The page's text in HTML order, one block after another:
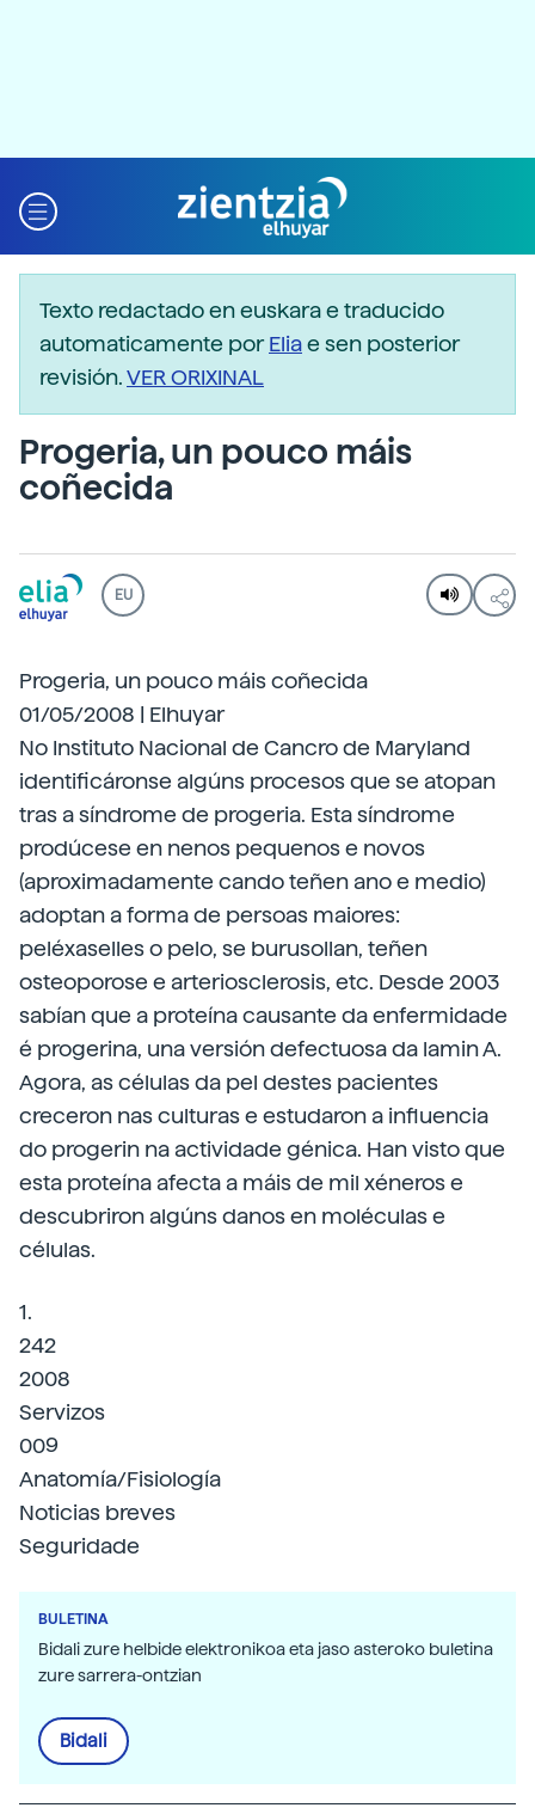
Texto redactado en euskara e traducido
automaticamente porEliae sen posterior
revisión.VER ORIXINAL
Progeria, un pouco máis
coñecida
EU
Progeria, un pouco máis coñecida
01/05/2008 | Elhuyar
No Instituto Nacional de Cancro de Maryland
identificáronse algúns procesos que se atopan
tras a síndrome de progeria. Esta síndrome
prodúcese en nenos pequenos e novos
(aproximadamente cando teñen ano e medio)
adoptan a forma de persoas maiores:
peléxaselles o pelo, se burusollan, teñen
osteoporose e arteriosclerosis, etc. Desde 2003
sabían que a proteína causante da enfermidade
é progerina, una versión defectuosa da lamin A.
Agora, as células da pel destes pacientes
creceron nas culturas e estudaron a influencia
do progerin na actividade génica. Han visto que
esta proteína afecta a máis de mil xéneros e
descubriron algúns danos en moléculas e
células.
1.
242
2008
Servizos
009
Anatomía/Fisiología
Noticias breves
Seguridade
BULETINA
Bidali zure helbide elektronikoa eta jaso asteroko buletina
zure sarrera-ontzian
Bidali